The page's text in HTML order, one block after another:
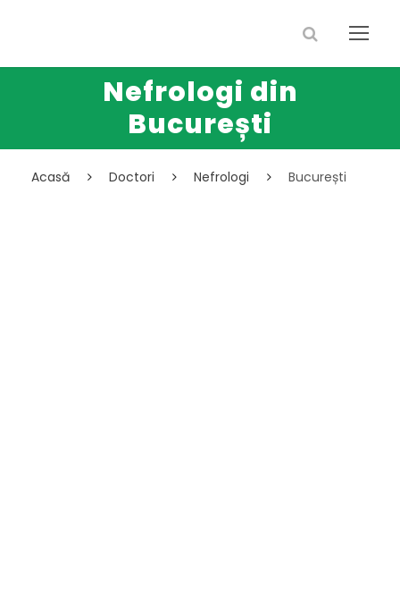
Nefrologi din
București
Acasă Doctori Nefrologi București